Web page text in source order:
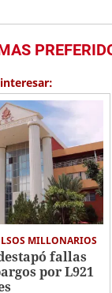
MILLONARIOS
fallas
por L921